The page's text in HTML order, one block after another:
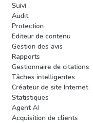
Suivi
Audit
Protection
Editeur de contenu
Gestion des avis
Rapports
Gestionnaire de citations
Tâches intelligentes
Créateur de site Internet
Statistiques
Agent AI
Acquisition de clients